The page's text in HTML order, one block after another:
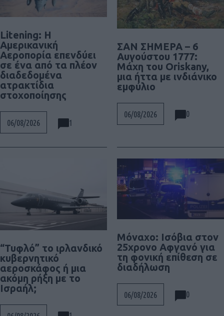
Litening: Η
Αμερικανική
Αεροπορία επενδύει
σε ένα από τα πλέον
διαδεδομένα
ατρακτίδια
στοχοποίησης
06/08/2026 1
ΣΑΝ ΣΗΜΕΡΑ – 6
Αυγούστου 1777:
Μάχη του Oriskany,
μια ήττα με ινδιάνικο
εμφύλιο
06/08/2026 0
“Τυφλό” το ιρλανδικό
κυβερνητικό
αεροσκάφος ή μια
ακόμη ρήξη με το
Ισραήλ;
Μόναχο: Ισόβια στον
25χρονο Αφγανό για
τη φονική επίθεση σε
διαδήλωση
06/08/2026 0